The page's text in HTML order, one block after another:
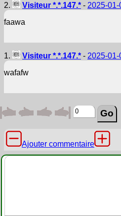
2.
Visiteur *.*.147.* - 2025-
faawa
1. Visiteur *.*.147.* - 2025-01-
wafafw
Ajouter commentaire